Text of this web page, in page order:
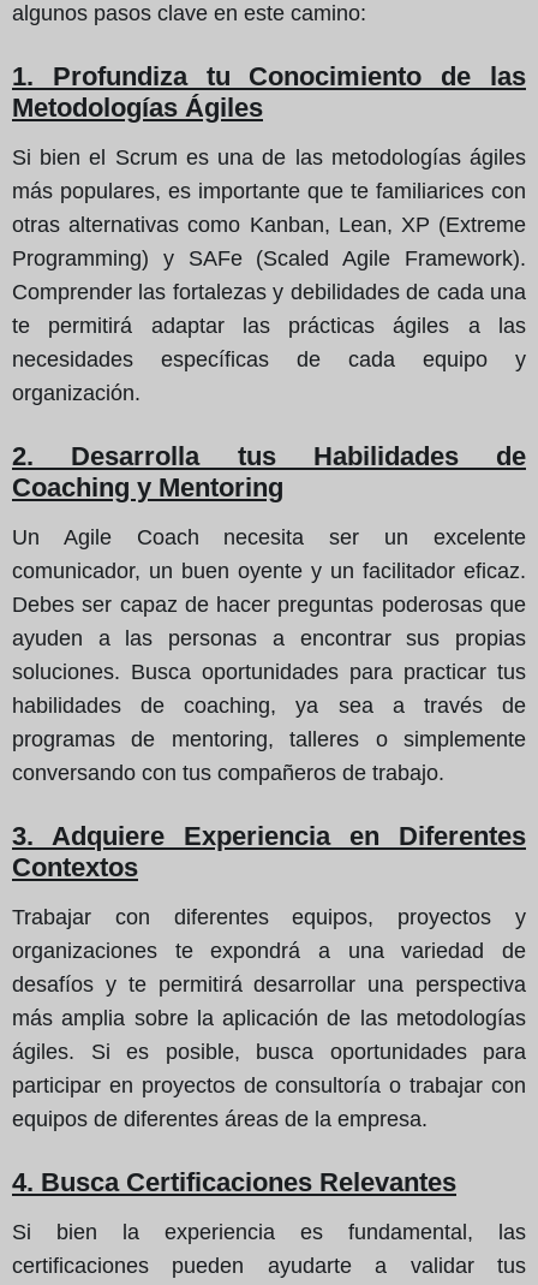
algunos pasos clave en este camino:
1. Profundiza tu Conocimiento de las
Metodologías Ágiles
Si bien el Scrum es una de las metodologías ágiles
más populares, es importante que te familiarices con
otras alternativas como Kanban, Lean, XP (Extreme
Programming) y SAFe (Scaled Agile Framework).
Comprender las fortalezas y debilidades de cada una
te permitirá adaptar las prácticas ágiles a las
necesidades específicas de cada equipo y
organización.
2. Desarrolla tus Habilidades de
Coaching y Mentoring
Un Agile Coach necesita ser un excelente
comunicador, un buen oyente y un facilitador eficaz.
Debes ser capaz de hacer preguntas poderosas que
ayuden a las personas a encontrar sus propias
soluciones. Busca oportunidades para practicar tus
habilidades de coaching, ya sea a través de
programas de mentoring, talleres o simplemente
conversando con tus compañeros de trabajo.
3. Adquiere Experiencia en Diferentes
Contextos
Trabajar con diferentes equipos, proyectos y
organizaciones te expondrá a una variedad de
desafíos y te permitirá desarrollar una perspectiva
más amplia sobre la aplicación de las metodologías
ágiles. Si es posible, busca oportunidades para
participar en proyectos de consultoría o trabajar con
equipos de diferentes áreas de la empresa.
4. Busca Certificaciones Relevantes
Si bien la experiencia es fundamental, las
certificaciones pueden ayudarte a validar tus